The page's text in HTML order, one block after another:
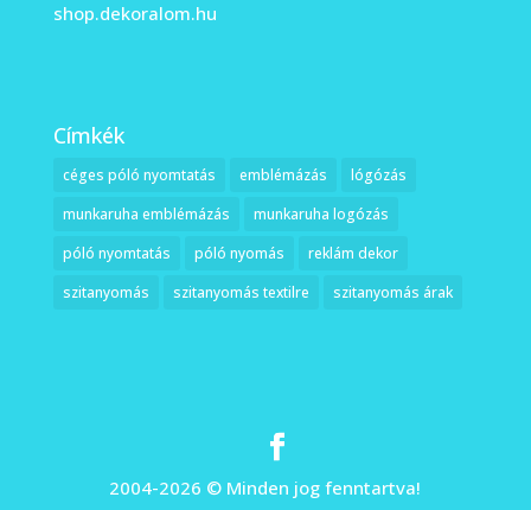
shop.dekoralom.hu
Címkék
céges póló nyomtatás emblémázás
lógózás
munkaruha emblémázás
munkaruha logózás
póló nyomtatás
póló nyomás
reklám dekor
szitanyomás
szitanyomás textilre szitanyomás árak
2004-2026 © Minden jog fenntartva!